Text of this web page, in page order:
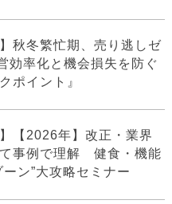
秋冬繁忙期、売り逃しゼ
効率化と機会損失を防ぐ
ポイント』
【2026年】改正・業界
事例で理解 健食・機能
ン”大攻略セミナー